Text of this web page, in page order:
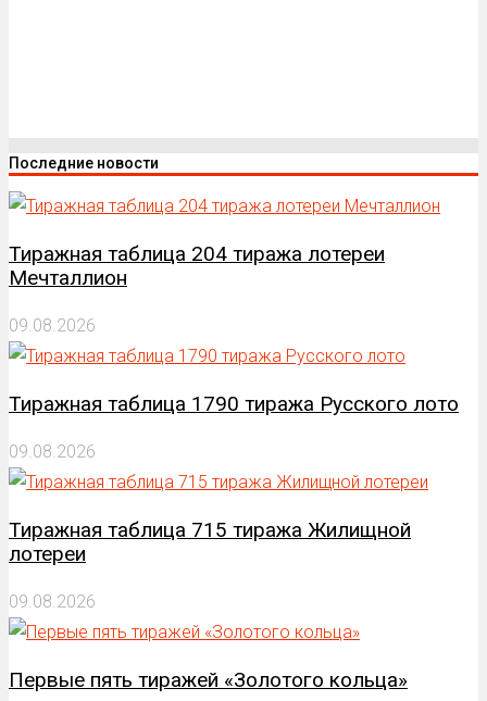
Последние новости
Тиражная таблица 204 тиража лотереи
Мечталлион
09.08.2026
Тиражная таблица 1790 тиража Русского лото
09.08.2026
Тиражная таблица 715 тиража Жилищной
лотереи
09.08.2026
Первые пять тиражей «Золотого кольца»